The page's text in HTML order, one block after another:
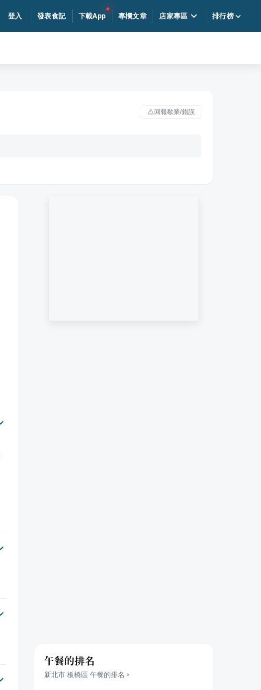
登入 發表食記 下載App 專欄文章 店家專區 排行榜
回報歇業/錯誤
午餐的排名
新北市 板橋區 午餐的排名 ›